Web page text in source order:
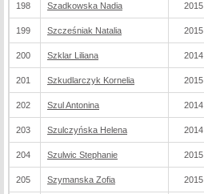
198 Szadkowska Nadia 2015
199 Szcześniak Natalia 2015
200 Szklar Liliana 2014
201 Szkudlarczyk Kornelia 2015
202 Szul Antonina 2014
203 Szulczyńska Helena 2014
204 Szulwic Stephanie 2015
205 Szymanska Zofia 2015